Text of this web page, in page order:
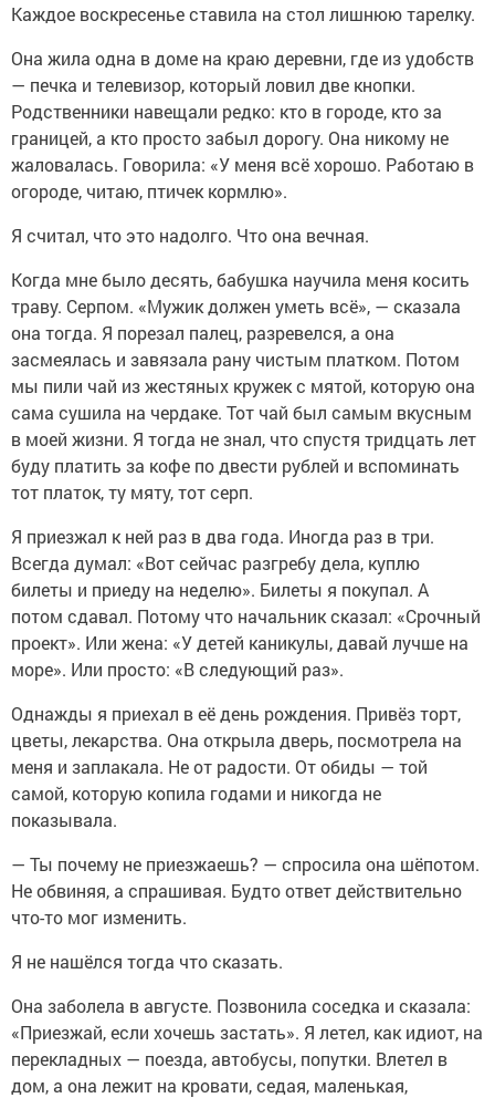
Каждое воскресенье ставила на стол лишнюю тарелку.
Она жила одна в доме на краю деревни, где из удобств
— печка и телевизор, который ловил две кнопки.
Родственники навещали редко: кто в городе, кто за
границей, а кто просто забыл дорогу. Она никому не
жаловалась. Говорила: «У меня всё хорошо. Работаю в
огороде, читаю, птичек кормлю».
Я считал, что это надолго. Что она вечная.
Когда мне было десять, бабушка научила меня косить
траву. Серпом. «Мужик должен уметь всё», — сказала
она тогда. Я порезал палец, разревелся, а она
засмеялась и завязала рану чистым платком. Потом
мы пили чай из жестяных кружек с мятой, которую она
сама сушила на чердаке. Тот чай был самым вкусным
в моей жизни. Я тогда не знал, что спустя тридцать лет
буду платить за кофе по двести рублей и вспоминать
тот платок, ту мяту, тот серп.
Я приезжал к ней раз в два года. Иногда раз в три.
Всегда думал: «Вот сейчас разгребу дела, куплю
билеты и приеду на неделю». Билеты я покупал. А
потом сдавал. Потому что начальник сказал: «Срочный
проект». Или жена: «У детей каникулы, давай лучше на
море». Или просто: «В следующий раз».
Однажды я приехал в её день рождения. Привёз торт,
цветы, лекарства. Она открыла дверь, посмотрела на
меня и заплакала. Не от радости. От обиды — той
самой, которую копила годами и никогда не
показывала.
— Ты почему не приезжаешь? — спросила она шёпотом.
Не обвиняя, а спрашивая. Будто ответ действительно
что-то мог изменить.
Я не нашёлся тогда что сказать.
Она заболела в августе. Позвонила соседка и сказала:
«Приезжай, если хочешь застать». Я летел, как идиот, на
перекладных — поезда, автобусы, попутки. Влетел в
дом, а она лежит на кровати, седая, маленькая,